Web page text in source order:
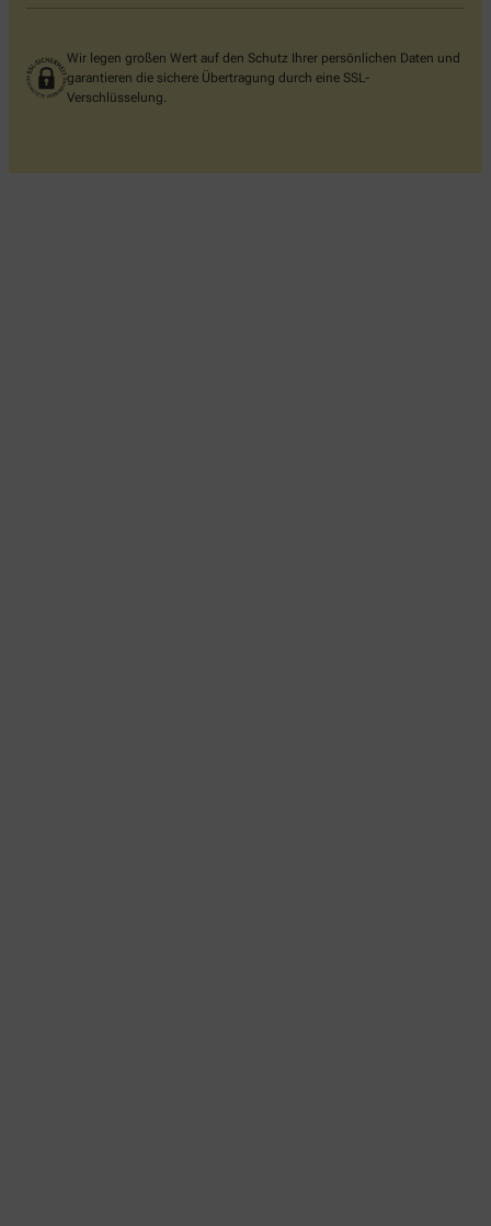
Wir legen großen Wert auf den Schutz Ihrer persönlichen Daten und
garantieren die sichere Übertragung durch eine SSL-
Verschlüsselung.